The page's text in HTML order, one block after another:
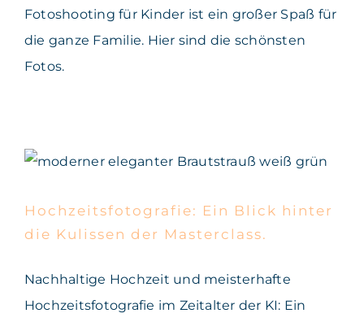
Fotoshooting für Kinder ist ein großer Spaß für
die ganze Familie. Hier sind die schönsten
Fotos.
Blick hinter die Kulissen
Hochzeitsfotografie: Ein Blick hinter
die Kulissen der Masterclass.
Nachhaltige Hochzeit und meisterhafte
Hochzeitsfotografie im Zeitalter der KI: Ein